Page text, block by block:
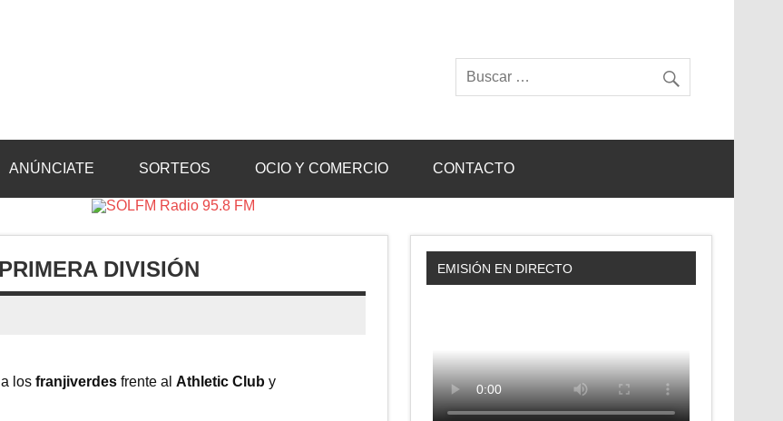
ANÚNCIATE SORTEOS OCIO Y COMERCIO CONTACTO
DIVISIÓN
los franjiverdesfrente al Athletic Club y
EMISIÓN EN DIRECTO